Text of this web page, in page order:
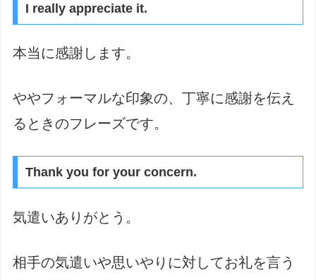
I really appreciate it.
本当に感謝します。
ややフォーマルな印象の、丁寧に感謝を伝え
るときのフレーズです。
Thank you for your concern.
気遣いありがとう。
相手の気遣いや思いやりに対してお礼を言う